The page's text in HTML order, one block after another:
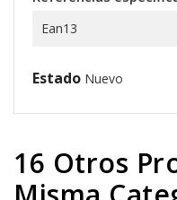
Ean13
Estado Nuevo
16 Otros